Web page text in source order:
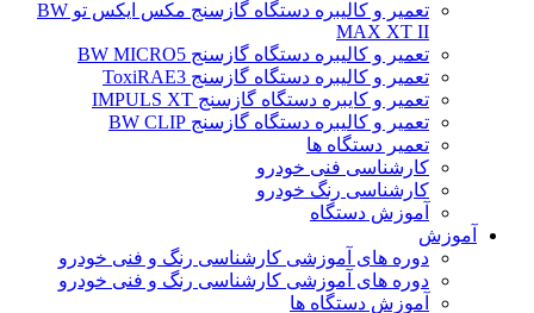
تعمیر و کالیبره دستگاه گازسنج مکس ایکس تو BW
MAX XT II
تعمیر و کالیبره دستگاه گازسنج BW MICRO5
تعمیر و کالیبره دستگاه گازسنج ToxiRAE3
تعمیر و کایبره دستگاه گازسنج IMPULS XT
تعمیر و کالیبره دستگاه گازسنج BW CLIP
تعمیر دستگاه ها
کارشناسی فنی خودرو
کارشناسی رنگ خودرو
آموزش دستگاه
آموزش
دوره های آموزشی کارشناسی رنگ و فنی خودرو
دوره های آموزشی کارشناسی رنگ و فنی خودرو
آموزش دستگاه ها